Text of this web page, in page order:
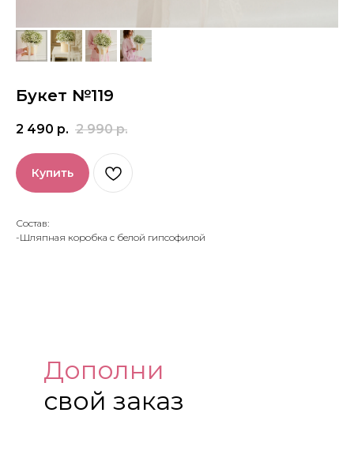
Букет №119
2 490 р. 2 990 р.
Купить
Состав:
-Шляпная коробка с белой гипсофилой
Дополни
свой заказ